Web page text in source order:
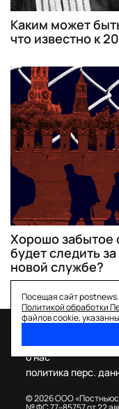
Каким может
что известно к
Хорошо забытое
будет следить
новой службе?
Посещая сайт
Политикой обработки
файлов cookie,
© 2026 ООО
о нас
политика перс.